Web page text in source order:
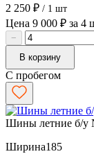
2 250 ₽ / 1 шт
Цена 9 000 ₽ за 4
−
В корзину
С пробегом
Шины летние б/у
Ширина185